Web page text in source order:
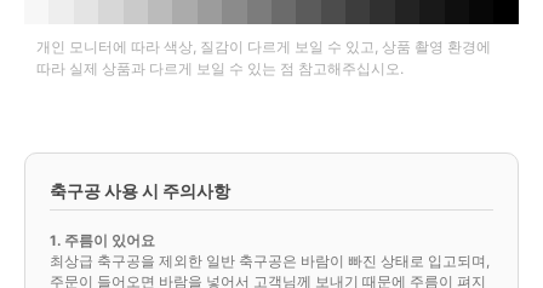
개인 모니터에 따라 색상, 질감이 다르게 보일 수 있고, 상품 촬영 환경에
따라 실제 상품과 다르게 보일 수 있는 점 참고해주십시오.
축구공 사용 시 주의사항
1. 주름이 있어요
최상급 축구공을 제외한 일반 축구공은 바람이 빠진 상태로 입고되며,
주문이 들어오면 바람을 넣어서 고객님께 보내기 때문에 주름이 펴지